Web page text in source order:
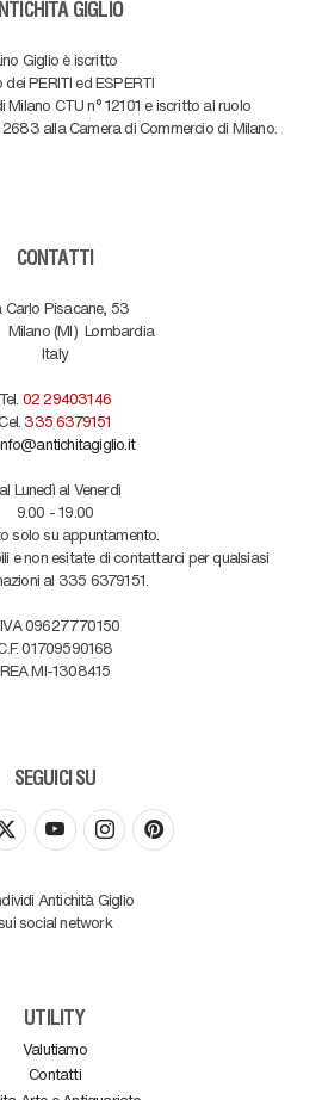
GIGLIO
Giglio è iscritto
dei PERITI ed ESPERTI
Milano CTU n° 12101 e iscritto al ruolo
2683 alla Camera di Commercio di Milano.
CONTATTI
Carlo Pisacane, 53
Milano (MI) Lombardia
Italy
Tel. 02 29403146
335 6379151
Lunedì al Venerdì
9.00 - 19.00
solo su appuntamento.
e non esitate di contattarci per qualsiasi
al 335 6379151.
09627770150
01709590168
REA MI-1308415
SEGUICI SU
Antichità Giglio
social network
UTILITY
Valutiamo
Contatti